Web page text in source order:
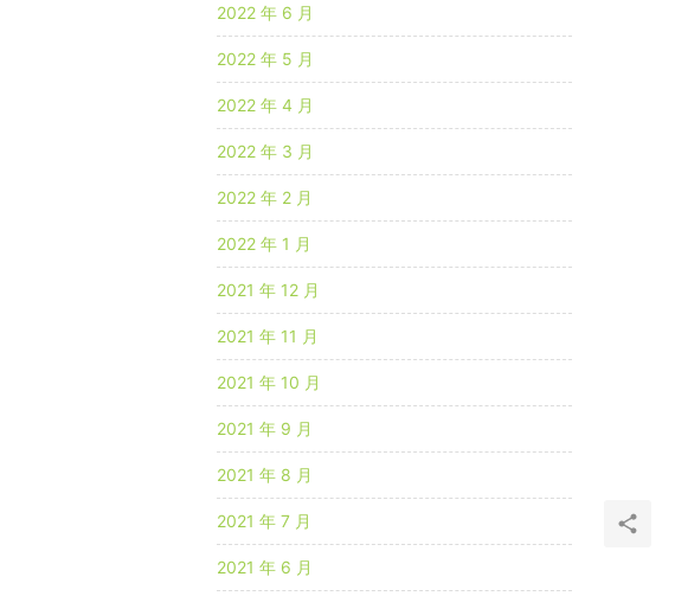
2022 年 6 月
2022 年 5 月
2022 年 4 月
2022 年 3 月
2022 年 2 月
2022 年 1 月
2021 年 12 月
2021 年 11 月
2021 年 10 月
2021 年 9 月
2021 年 8 月
2021 年 7 月
2021 年 6 月